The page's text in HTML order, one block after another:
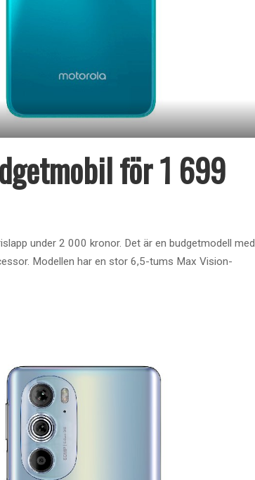
för 1 699
under 2 000 kronor. Det är en budgetmodell med
Modellen har en stor 6,5-tums Max Vision-